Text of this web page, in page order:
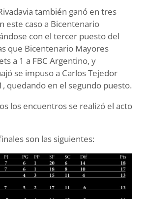
también ganó en tres
este caso a Bicentenario
con el tercer puesto del
que Bicentenario Mayores
a 1 a FBC Argentino, y
se impuso a Carlos Tejedor
quedando en el segundo puesto.
los encuentros se realizó el acto
son las siguientes: